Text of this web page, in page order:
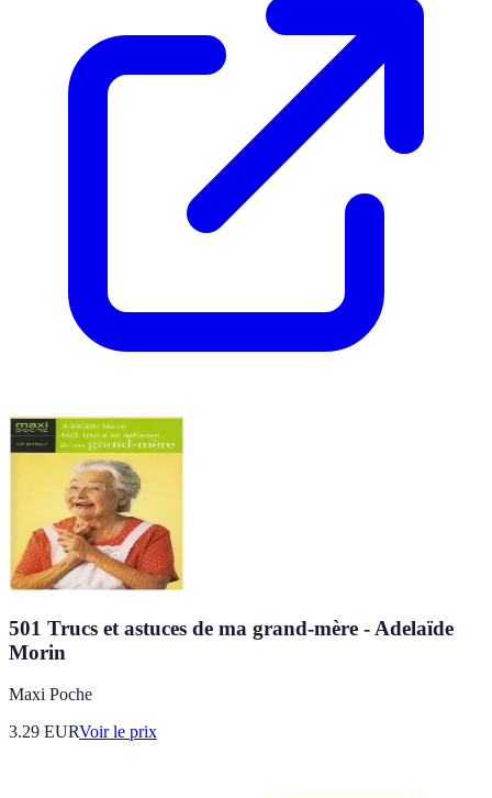
501 Trucs et astuces de ma grand-mère - Adelaïde
Morin
Maxi Poche
3.29 EURVoir le prix